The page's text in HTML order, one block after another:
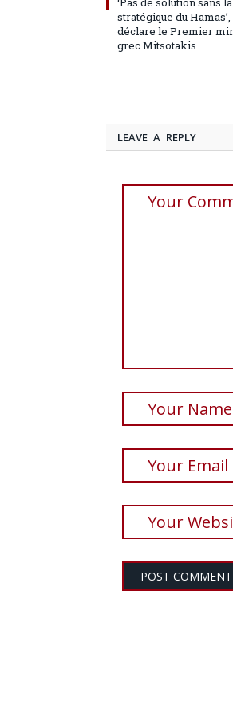
stratégique du Hamas’,
déclare le Premier
grec Mitsotakis
LEAVE A REPLY